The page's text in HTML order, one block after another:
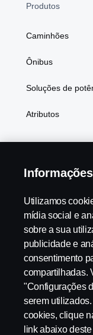
Produtos
Caminhões
Ônibus
Soluções de
Atributos
Scania in Your
Aviso Legal
Configurações
Utilizamos
mídia social e
sobre a sua
publicidade e
consentimento
compartilhadas.
"Configurações
serem
cookies, clique
link abaixo